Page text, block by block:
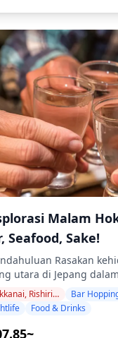
Jumlah maksimum
untuk tur ini adalah
harus didampingi oleh
hanya disajikan
ke atas (usia
dicatat bahwa
yang terpisah dari
tidak dapat menjamin
atau mengakomodasi
Muroran, Toya &
Malam Muroran terkenal dengan
khasnya seperti
panggang) dan ramen
izakaya dan bar
di sekitar
Toya menawarkan
segar, dan
dan bar kecil yang
pemandian air panas.
dengan suasana
tempat Anda
susu dan hidangan
yang unik, sambil
Susukino yang
ke tempat-tempat
permata
ditemukan oleh
tiga izakaya atau bar di
pilihan Anda di
memastikan
・Nikmati hidangan
miso ramen,
・Pelajari
makan dari
malam Susukino
hiburan terbesar di Hokkaido
di masing-
6 minuman) ・Makan
termasuk makanan
— dipilih dari warung
bar — bersama
Termasuk ・
hotel ・Tip ・
atau makanan
dalam biaya tur ・
belanja ◆Info Tambahan ・Jumlah
Malam
Seafood, Sake!
Rasakan
utara di Jepang
di area
Kunjungi izakaya
hidangan khas
shabu gurita
Wakkanai, Rishiri, Rebun Bar
Food & Drinks